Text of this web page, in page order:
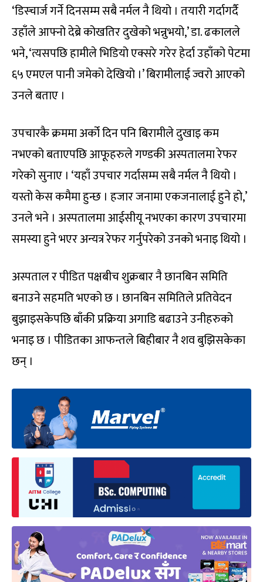
‘डिस्चार्ज गर्ने दिनसम्म सबै नर्मल नै थियो । तयारी गर्दागर्दै
उहाँले आफ्नो देब्रे कोखतिर दुखेको भन्नुभयो,’ डा. ढकालले
भने, ‘त्यसपछि हामीले भिडियो एक्सरे गरेर हेर्दा उहाँको पेटमा
६५ एमएल पानी जमेको देखियो ।’ बिरामीलाई ज्वरो आएको
उनले बताए ।
उपचारकै क्रममा अर्को दिन पनि बिरामीले दुखाइ कम
नभएको बताएपछि आफूहरुले गण्डकी अस्पतालमा रेफर
गरेको सुनाए । ‘यहाँ उपचार गर्दासम्म सबै नर्मल नै थियो ।
यस्तो केस कमैमा हुन्छ । हजार जनामा एकजनालाई हुने हो,’
उनले भने । अस्पतालमा आईसीयू नभएका कारण उपचारमा
समस्या हुने भएर अन्यत्र रेफर गर्नुपरेको उनको भनाइ थियो ।
अस्पताल र पीडित पक्षबीच शुक्रबार नै छानबिन समिति
बनाउने सहमति भएको छ । छानबिन समितिले प्रतिवेदन
बुझाइसकेपछि बाँकी प्रक्रिया अगाडि बढाउने उनीहरुको
भनाइ छ । पीडितका आफन्तले बिहीबार नै शव बुझिसकेका
छन् ।